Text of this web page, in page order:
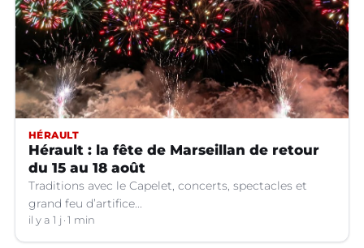
HÉRAULT
Hérault : la fête de Marseillan de retour
du 15 au 18 août
Traditions avec le Capelet, concerts, spectacles et
grand feu d’artifice...
il y a 1 j 1 min